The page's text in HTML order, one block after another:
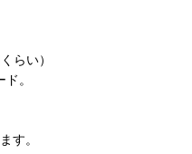
らい）
。
す。